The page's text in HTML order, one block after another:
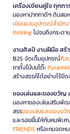
เครื่องเขียนคู่ใจ ทุกก
มองหาปากกาดีๆ ดินสอ
เขียนและอุปกรณ์สำนักง
Rotringไปจนถึงกระดา
งานศิลป์ งานฝีมือ สร้
B2S จัดเต็มอุปกรณ์ศิล
ขาตั้งไม้บนโต๊ะPyramid
สร้างสรรค์ได้อย่างไร้ขี
ของเล่นและของขวัญ
มองหาของเล่นเสริมพั
สรรของเล่นและของขวั
และรอยยิ้มให้กับคนพิเ
FRIENDS หรือเกมจดห